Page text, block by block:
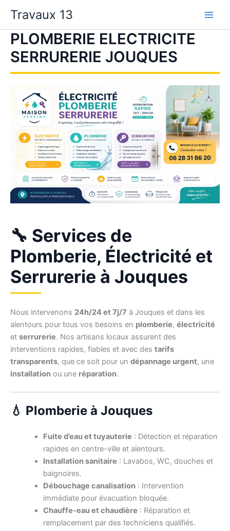
contenu
Travaux 13
PLOMBERIE ELECTRICITE
SERRURERIE JOUQUES
🔧 Services de
Plomberie, Électricité et
Serrurerie à Jouques
Nous intervenons 24h/24 et 7j/7 à Jouques et dans les
alentours pour tous vos besoins en plomberie, électricité
et serrurerie. Nos artisans locaux assurent des
interventions rapides, fiables et avec des tarifs
transparents, que ce soit pour un dépannage urgent, une
installation ou une réparation.
💧 Plomberie à Jouques
Fuite d’eau et tuyauterie : Détection et réparation
rapides en centre-ville et alentours.
Installation sanitaire : Lavabos, WC, douches et
baignoires.
Débouchage canalisation: Intervention
immédiate pour évacuation bloquée.
Chauffe-eau et chaudière : Réparation et
remplacement par des techniciens qualifiés.